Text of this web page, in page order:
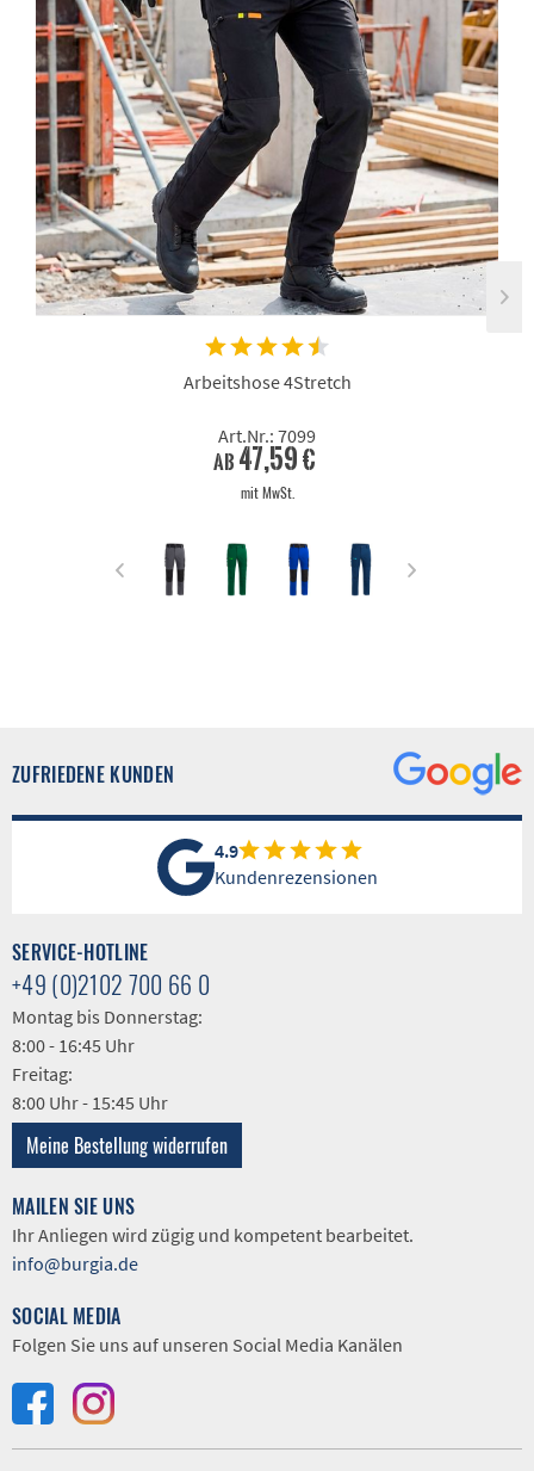
Arbeitshose 4Stretch
Art.Nr.: 7099
ab 47,59 €
mit MwSt.
ZUFRIEDENE KUNDEN
4.9
Kundenrezensionen
SERVICE-HOTLINE
+49 (0)2102 700 66 0
Montag bis Donnerstag:
8:00 - 16:45 Uhr
Freitag:
8:00 Uhr - 15:45 Uhr
Meine Bestellung widerrufen
MAILEN SIE UNS
Ihr Anliegen wird zügig und kompetent bearbeitet.
info@burgia.de
SOCIAL MEDIA
Folgen Sie uns auf unseren Social Media Kanälen